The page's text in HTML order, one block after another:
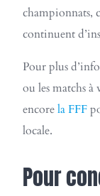
championnats,
continuent
Pour plus
ou les matchs à
encorela FFF
locale.
Pour